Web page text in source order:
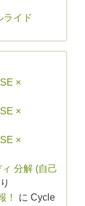
ライド
×
×
×
分解 (自己
！
に Cycle